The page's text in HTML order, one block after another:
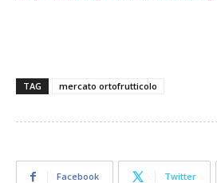
TAG mercato ortofrutticolo
Facebook Twitter